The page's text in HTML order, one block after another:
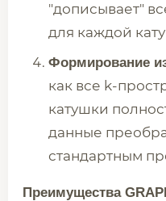
"дописывает"
для каждой
Формирование
как все k-
катушки
данные
стандартным
Преимущества